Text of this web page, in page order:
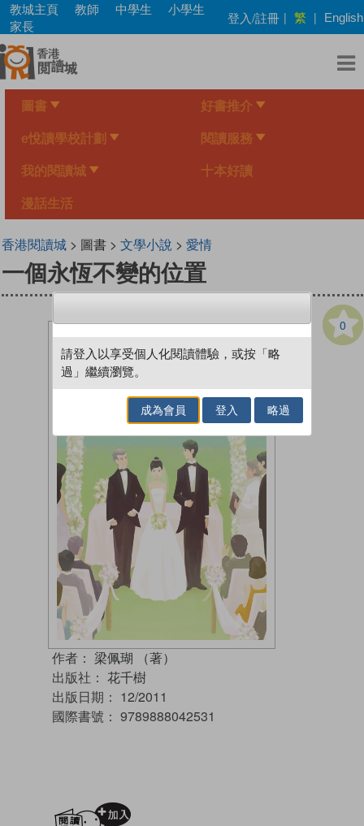
Skip
main
content
教城主頁 教師 中學生
小學生
家長
登入/註冊 | 繁 | English
圖書 好書推介
e悅讀學校計劃 閱讀服務
我的閱讀城 十本好讀
漫話生活
香港閱讀城> 圖書 > 文學小說 > 愛情
一個永恆不變的位置
0
作者： 梁佩瑚 （著）
出版社： 花千樹
出版日期： 12/2011
國際書號： 9789888042531
請登入以享受個人化閱讀體驗，或按「略
過」繼續瀏覽。
成為會員 登入 略過